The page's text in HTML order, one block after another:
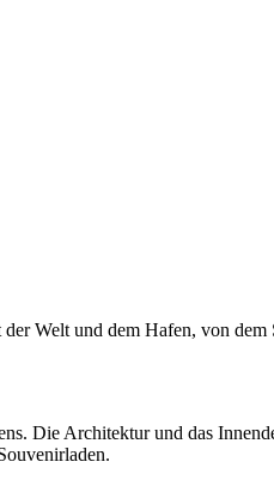
Welt und dem Hafen, von
Die Architektur und das